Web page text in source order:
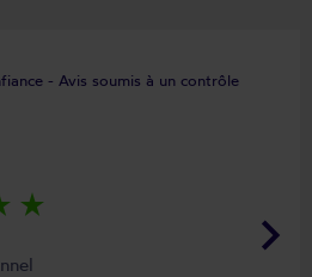
- Avis soumis à un contrôle
keyboard_arrow_right
star_rate